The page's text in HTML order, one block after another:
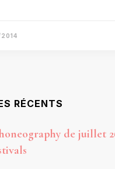
RÉCENTS
de juillet